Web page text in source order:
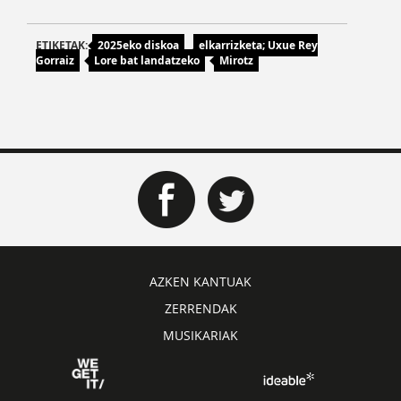
ETIKETAK: 2025eko diskoa
elkarrizketa; Uxue Rey
Gorraiz
Lore bat landatzeko Mirotz
AZKEN KANTUAK
ZERRENDAK
MUSIKARIAK